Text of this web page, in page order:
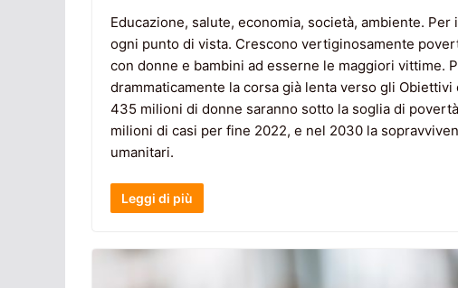
Educazione, salute, economia, società, ambiente. Per
ogni punto di vista. Crescono vertiginosamente
con donne e bambini ad esserne le maggiori vittime.
drammaticamente la corsa già lenta verso gli Obiettivi
435 milioni di donne saranno sotto la soglia di
milioni di casi per fine 2022, e nel 2030 la
umanitari.
Leggi di più